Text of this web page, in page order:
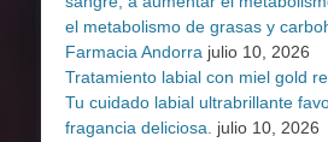
el metabolismo de grasas y
Farmacia Andorra julio 10, 2026
Tratamiento labial con miel gold
Tu cuidado labial ultrabrillante
fragancia deliciosa.
julio 10, 2026